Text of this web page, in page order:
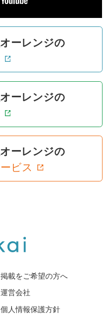
ーレンジの
ーレンジの
ーレンジの
ビス
掲載をご希望の方へ
運営会社
個人情報保護方針